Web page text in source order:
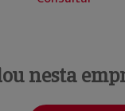
nesta